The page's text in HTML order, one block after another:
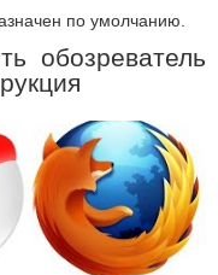
по умолчанию.
обозреватель